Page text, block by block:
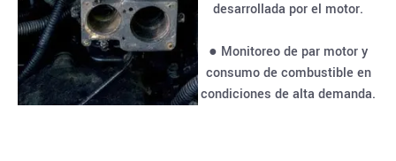
desarrollada por el motor.
● Monitoreo de par motor y
consumo de combustible en
condiciones de alta demanda.